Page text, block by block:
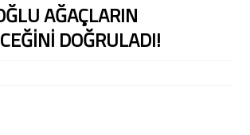
AĞAÇLARIN
DOĞRULADI!